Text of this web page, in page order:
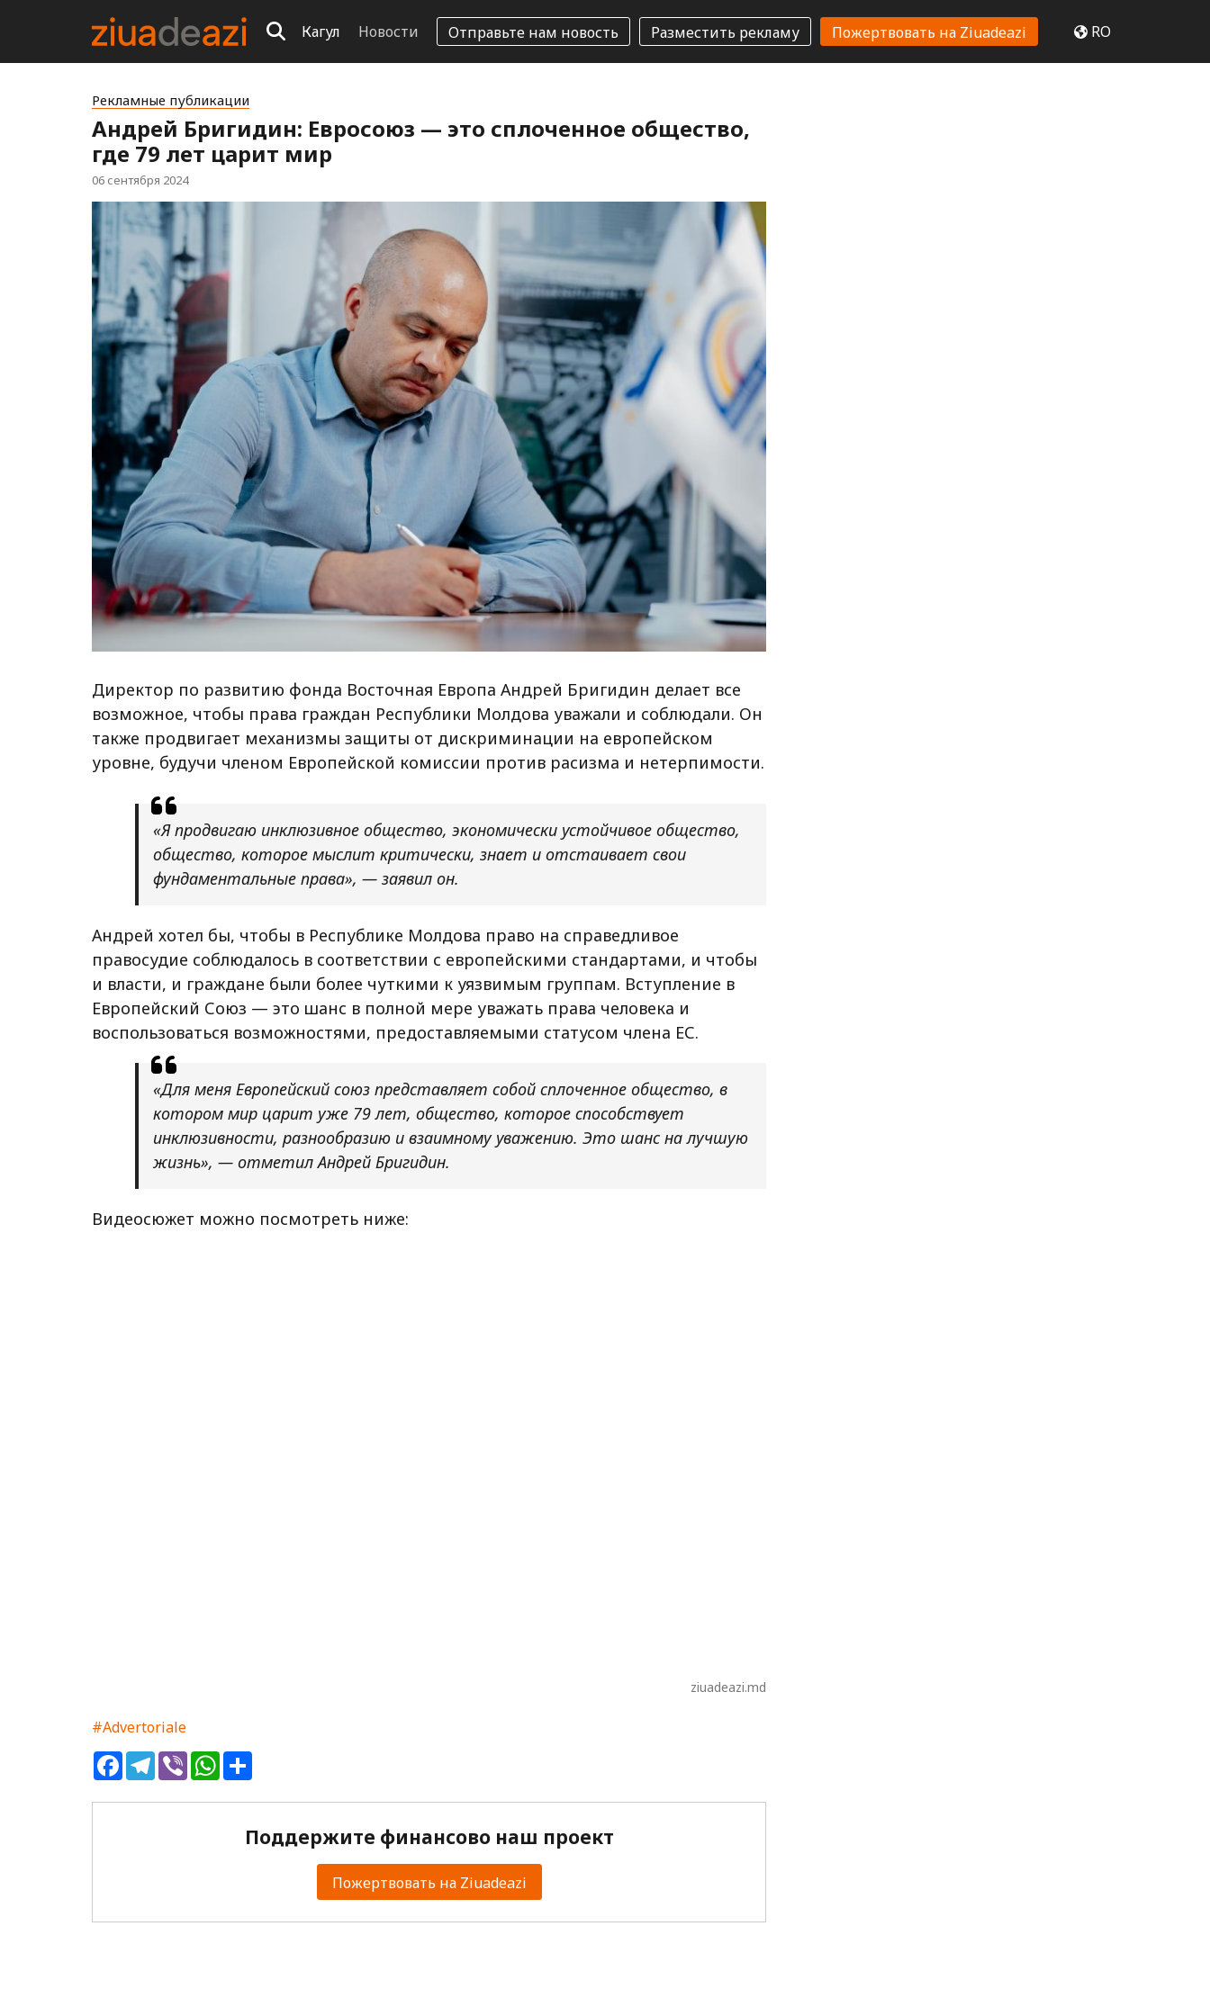
Кагул Новости Отправьте нам новость Разместить рекламу Пожертвовать на Ziuadeazi RO
Рекламные публикации
Андрей Бригидин: Евросоюз — это сплоченное общество,
где 79 лет царит мир
06 сентября 2024
Директор по развитию фонда Восточная Европа Андрей Бригидин делает все
возможное, чтобы права граждан Республики Молдова уважали и соблюдали. Он
также продвигает механизмы защиты от дискриминации на европейском
уровне, будучи членом Европейской комиссии против расизма и нетерпимости.
«Я продвигаю инклюзивное общество, экономически устойчивое общество,
общество, которое мыслит критически, знает и отстаивает свои
фундаментальные права», — заявил он.
Андрей хотел бы, чтобы в Республике Молдова право на справедливое
правосудие соблюдалось в соответствии с европейскими стандартами, и чтобы
и власти, и граждане были более чуткими к уязвимым группам. Вступление в
Европейский Союз — это шанс в полной мере уважать права человека и
воспользоваться возможностями, предоставляемыми статусом члена ЕС.
«Для меня Европейский союз представляет собой сплоченное общество, в
котором мир царит уже 79 лет, общество, которое способствует
инклюзивности, разнообразию и взаимному уважению. Это шанс на лучшую
жизнь», — отметил Андрей Бригидин.
Видеосюжет можно посмотреть ниже:
ziuadeazi.md
#Advertoriale
FacebookTelegram
ViberWhatsApp
Поддержите финансово наш проект
Пожертвовать на Ziuadeazi